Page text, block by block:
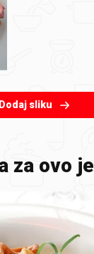
Dodaj sliku
za ovo